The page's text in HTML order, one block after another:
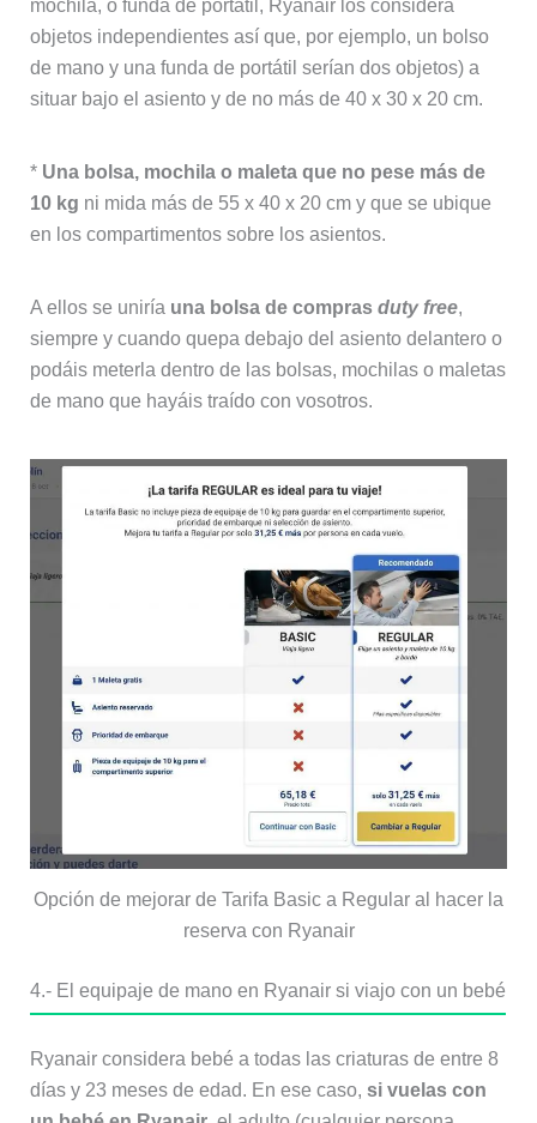
mochila, o funda de portátil, Ryanair los considera
objetos independientes así que, por ejemplo, un bolso
de mano y una funda de portátil serían dos objetos) a
situar bajo el asiento y de no más de 40 x 30 x 20 cm.
* Una bolsa, mochila o maleta que no pese más de
10 kg ni mida más de 55 x 40 x 20 cm y que se ubique
en los compartimentos sobre los asientos.
A ellos se uniría una bolsa de compras duty free,
siempre y cuando quepa debajo del asiento delantero o
podáis meterla dentro de las bolsas, mochilas o maletas
de mano que hayáis traído con vosotros.
Opción de mejorar de Tarifa Basic a Regular al hacer la
reserva con Ryanair
4.- El equipaje de mano en Ryanair si viajo con un bebé
Ryanair considera bebé a todas las criaturas de entre 8
días y 23 meses de edad. En ese caso, si vuelas con